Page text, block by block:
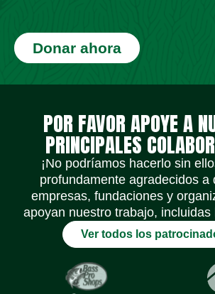
Donar ahora
POR FAVOR APOYE A
PRINCIPALES
¡No podríamos hacerlo sin
profundamente agradecidos a
empresas, fundaciones y
apoyan nuestro trabajo, incluidas
Ver todos los
Iconos de redes socialesIconos de redes socialesIconos de redes socialesIconos de redes sociales